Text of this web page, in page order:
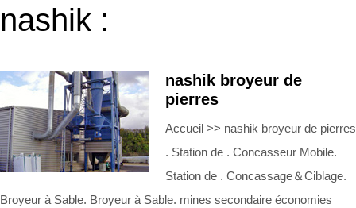
nashik :
nashik broyeur de
pierres
Accueil >> nashik broyeur de pierres
. Station de . Concasseur Mobile.
Station de . Concassage＆Ciblage.
Broyeur à Sable. Broyeur à Sable. mines secondaire économies